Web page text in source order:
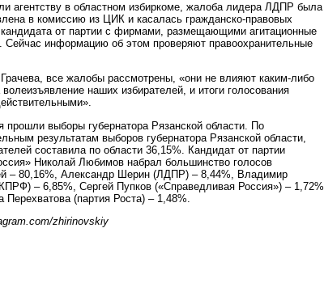
агентству в областном избиркоме, жалоба лидера ЛДПР была
в комиссию из ЦИК и касалась гражданско-правовых
от партии с фирмами, размещающими агитационные
Сейчас информацию об этом проверяют правоохранительные
все жалобы рассмотрены, «они не влияют каким-либо
наших избирателей, и итоги голосования
прошли выборы губернатора Рязанской области. По
результатам выборов губернатора Рязанской области,
составила по области 36,15%. Кандидат от партии
Николай Любимов набрал большинство голосов
– 80,16%, Александр Шерин (ЛДПР) – 8,44%, Владимир
– 6,85%, Сергей Пупков («Справедливая Россия») – 1,72%,
Перехватова (партия Роста) – 1,48%.
zhirinovskiy